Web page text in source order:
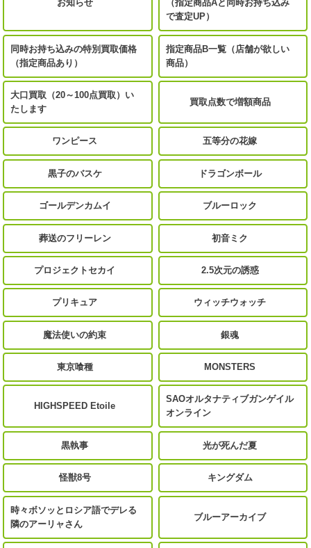
お知らせ
（指定商品Aと同時お持ち込み
で査定UP）
同時お持ち込みの特別買取価格
（指定商品あり）
指定商品B一覧（店舗が欲しい
商品）
大口買取（20～100点買取）い
たします
買取点数で増額商品
ワンピース 五等分の花嫁
黒子のバスケ ドラゴンボール
ゴールデンカムイ ブルーロック
葬送のフリーレン 初音ミク
プロジェクトセカイ 2.5次元の誘惑
プリキュア ウィッチウォッチ
魔法使いの約束 銀魂
東京喰種 MONSTERS
HIGHSPEED Etoile
SAOオルタナティブガンゲイル
オンライン
黒執事 光が死んだ夏
怪獣8号 キングダム
時々ボソッとロシア語でデレる
隣のアーリャさん
ブルーアーカイブ